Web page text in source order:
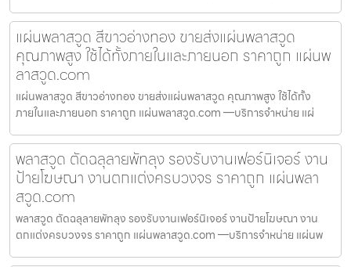
แผ่นพลาสวูด สีขาวอ่างทอง ขายส่งแผ่นพลาสวูด
คุณภาพสูง ใช้ได้ทั้งภายในและภายนอก ราคาถูก แผ่นพ
ลาสวูด.com
แผ่นพลาสวูด สีขาวอ่างทอง ขายส่งแผ่นพลาสวูด คุณภาพสูง ใช้ได้ทั้ง
ภายในและภายนอก ราคาถูก แผ่นพลาสวูด.com —บริการจำหน่าย แผ่
พลาสวูด ตัดฉลุลายพัทลุง รองรับงานเฟอร์นิเจอร์ งาน
ป้ายโฆษณา งานตกแต่งครบวงจร ราคาถูก แผ่นพลา
สวูด.com
พลาสวูด ตัดฉลุลายพัทลุง รองรับงานเฟอร์นิเจอร์ งานป้ายโฆษณา งาน
ตกแต่งครบวงจร ราคาถูก แผ่นพลาสวูด.com —บริการจำหน่าย แผ่นพ